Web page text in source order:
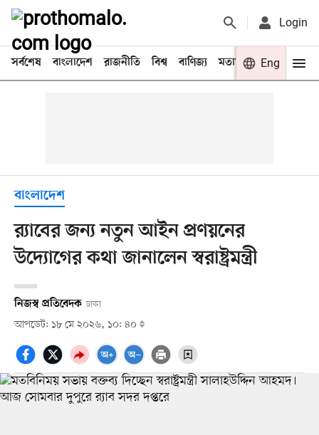
Login
সর্বশেষ বাংলাদেশ রাজনীতি বিশ্ব বাণিজ্য মতামত খেলা
Eng
বাংলাদেশ
র‍্যাবের জন্য নতুন আইন প্রণয়নের
উদ্যোগের কথা জানালেন স্বরাষ্ট্রমন্ত্রী
নিজস্ব প্রতিবেদক ঢাকা
আপডেট: ১৮ মে ২০২৬, ১০: ৪০